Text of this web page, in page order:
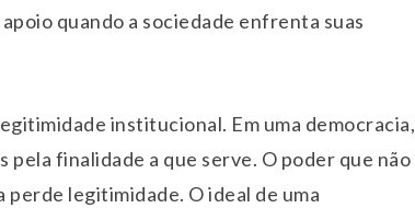
quando a sociedade enfrenta suas
institucional. Em uma democracia,
pela finalidade a que serve. O poder que não
legitimidade. O ideal de uma